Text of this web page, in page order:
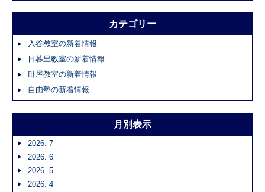
カテゴリー
入谷教室の新着情報
日暮里教室の新着情報
町屋教室の新着情報
自由塾の新着情報
月別表示
2026. 7
2026. 6
2026. 5
2026. 4